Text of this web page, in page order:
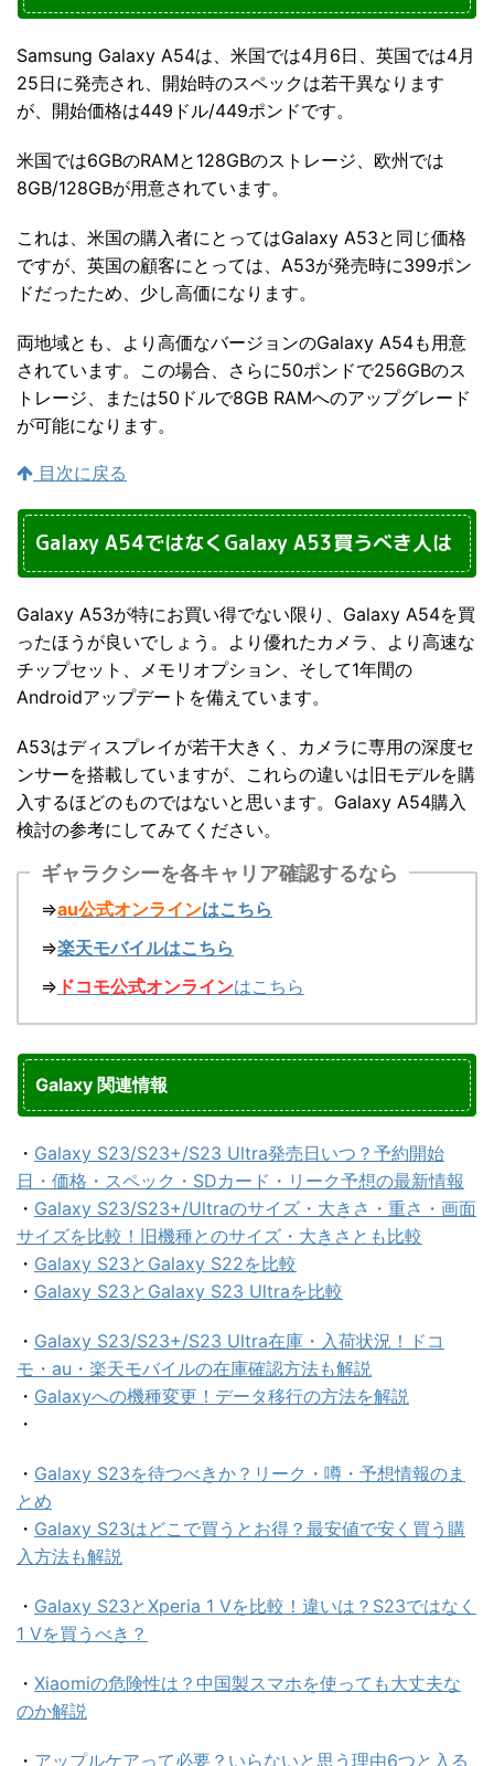
Samsung Galaxy A54は、米国では4月6日、英国では4月
25日に発売され、開始時のスペックは若干異なります
が、開始価格は449ドル/449ポンドです。
米国では6GBのRAMと128GBのストレージ、欧州では
8GB/128GBが用意されています。
これは、米国の購入者にとってはGalaxy A53と同じ価格
ですが、英国の顧客にとっては、A53が発売時に399ポン
ドだったため、少し高価になります。
両地域とも、より高価なバージョンのGalaxy A54も用意
されています。この場合、さらに50ポンドで256GBのス
トレージ、または50ドルで8GB RAMへのアップグレード
が可能になります。
目次に戻る
Galaxy A54ではなくGalaxy A53買うべき人は
Galaxy A53が特にお買い得でない限り、Galaxy A54を買
ったほうが良いでしょう。より優れたカメラ、より高速な
チップセット、メモリオプション、そして1年間の
Androidアップデートを備えています。
A53はディスプレイが若干大きく、カメラに専用の深度セ
ンサーを搭載していますが、これらの違いは旧モデルを購
入するほどのものではないと思います。Galaxy A54購入
検討の参考にしてみてください。
ギャラクシーを各キャリア確認するなら
⇒au公式オンラインはこちら
⇒楽天モバイルはこちら
⇒ ドコモ公式オンラインはこちら
Galaxy 関連情報
・ Galaxy S23/S23+/S23 Ultra発売日いつ？予約開始
日・価格・スペック・SDカード・リーク予想の最新情報
・ Galaxy S23/S23+/Ultraのサイズ・大きさ・重さ・画面
サイズを比較！旧機種とのサイズ・大きさとも比較
・ Galaxy S23とGalaxy S22を比較
・ Galaxy S23とGalaxy S23 Ultraを比較
・ Galaxy S23/S23+/S23 Ultra在庫・入荷状況！ドコ
モ・au・楽天モバイルの在庫確認方法も解説
・ Galaxyへの機種変更！データ移行の方法を解説
・
・ Galaxy S23を待つべきか？リーク・噂・予想情報のま
とめ
・ Galaxy S23はどこで買うとお得？最安値で安く買う購
入方法も解説
・ Galaxy S23とXperia 1 Vを比較！違いは？S23ではなく
1 Vを買うべき？
・ Xiaomiの危険性は？中国製スマホを使っても大丈夫な
のか解説
・ アップルケアって必要？いらないと思う理由6つと入る